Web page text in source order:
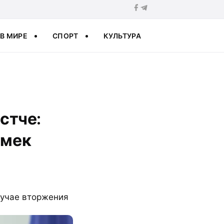
В МИРЕ СПОРТ КУЛЬТУРА
вторжения